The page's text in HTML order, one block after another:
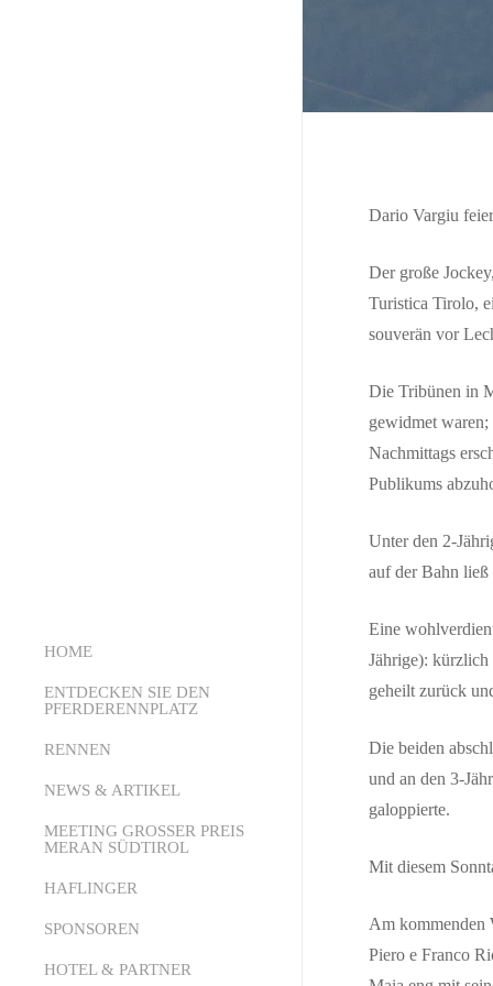
HOME
ENTDECKEN SIE DEN
PFERDERENNPLATZ
Über uns
Die Struktur
Der Pferderennsport
Events Area
RENNEN
Kalender
Starter Online
NEWS & ARTIKEL
News
MEETING GROSSER PREIS
MERAN SÜDTIROL
Meeting Grosser Preis Meran
Südtirol 2026
Die Geschichte
HAFLINGER
SPONSOREN
HOTEL & PARTNER
Dario Vargiu
Der große
Turistica Tirolo,
souverän vor
Die Tribünen in
gewidmet
Nachmittags
Publikums
Unter den 2-
auf der Bahn
Eine
Jährige): kürzlich
geheilt zurück
Die beiden
und an den 3-
galoppierte.
Mit diesem
Am kommenden
Piero e Franco